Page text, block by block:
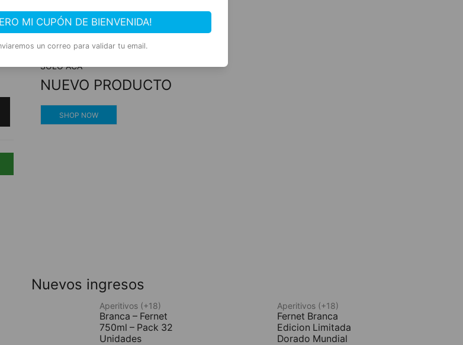
MI CUPÓN DE BIENVENIDA!
un correo para validar tu email.
Compra segura
Experiencia de compra garantizada
SOLO ACÁ
NUEVO PRODUCTO
SHOP NOW
Nuevos ingresos
Aperitivos (+18)
Branca – Fernet
750ml – Pack 32
Unidades
Aperitivos (+18)
Fernet Branca
Edicion Limitada
Dorado Mundial